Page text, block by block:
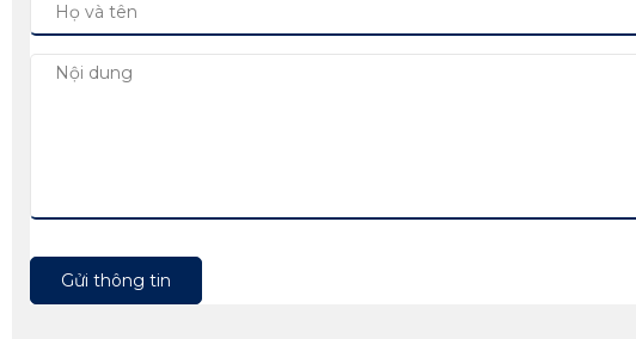
Gửi thông tin